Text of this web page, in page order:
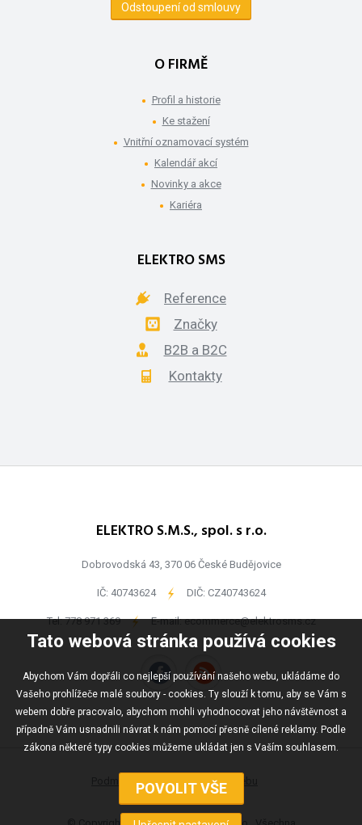
Tato webová stránka používá cookies
Abychom Vám dopřáli co nejlepší používání našeho webu, ukládáme do
Vašeho prohlížeče malé soubory - cookies. Ty slouží k tomu, aby se Vám s
webem dobře pracovalo, abychom mohli vyhodnocovat jeho návštěvnost a
případně Vám usnadnili návrat k nám pomocí přesně cílené reklamy. Podle
zákona některé typy cookies můžeme ukládat jen s Vaším souhlasem.
Odstoupení od smlouvy
O FIRMĚ
Profil a historie
Ke stažení
Vnitřní oznamovací systém
Kalendář akcí
Novinky a akce
Kariéra
ELEKTRO SMS
Reference
Značky
B2B a B2C
Kontakty
ELEKTRO S.M.S., spol. s r.o.
Dobrovodská 43, 370 06 České Budějovice
IČ: 40743624 - DIČ: CZ40743624
Tel:778 971 369 - E-mail:ecommerce@elektrosms.cz
Podmínky užívání Mapa webu